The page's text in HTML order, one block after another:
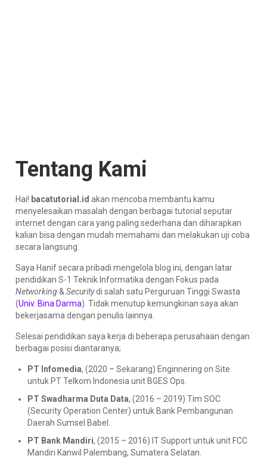
Tentang Kami
Hai! bacatutorial.id akan mencoba membantu kamu
menyelesaikan masalah dengan berbagai tutorial seputar
internet dengan cara yang paling sederhana dan diharapkan
kalian bisa dengan mudah memahami dan melakukan uji coba
secara langsung.
Saya Hanif secara pribadi mengelola blog ini, dengan latar
pendidikan S-1 Teknik Informatika dengan Fokus pada
Networking&Securitydi salah satu Perguruan Tinggi Swasta
(Univ. Bina Darma). Tidak menutup kemungkinan saya akan
bekerjasama dengan penulis lainnya.
Selesai pendidikan saya kerja di beberapa perusahaan dengan
berbagai posisi diantaranya;
PT Infomedia, (2020 – Sekarang) Enginnering on Site
untuk PT Telkom Indonesia unit BGES Ops.
PT Swadharma Duta Data, (2016 – 2019) Tim SOC
(Security Operation Center) untuk Bank Pembangunan
Daerah Sumsel Babel.
PT Bank Mandiri, (2015 – 2016) IT Support untuk unit FCC
Mandiri Kanwil Palembang, Sumatera Selatan.